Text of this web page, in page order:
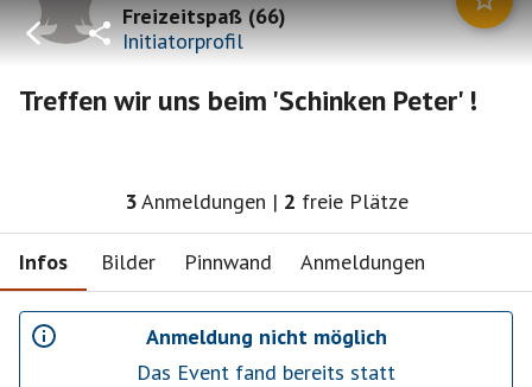
Freizeitspaß(66)
Initiatorprofil
Treffen wir uns beim 'Schinken Peter' !
3Anmeldungen | 2 freie Plätze
Infos Bilder Pinnwand Anmeldungen
Anmeldung nicht möglich
Das Event fand bereits statt